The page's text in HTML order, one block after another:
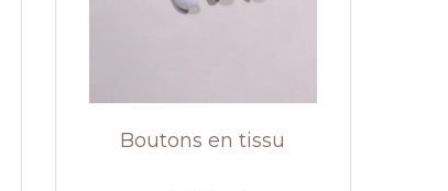
Boutons en tissu